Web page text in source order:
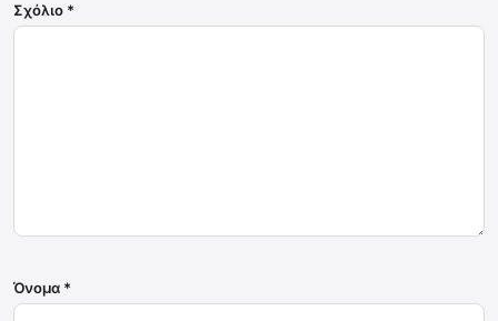
Σχόλιο *
Όνομα *